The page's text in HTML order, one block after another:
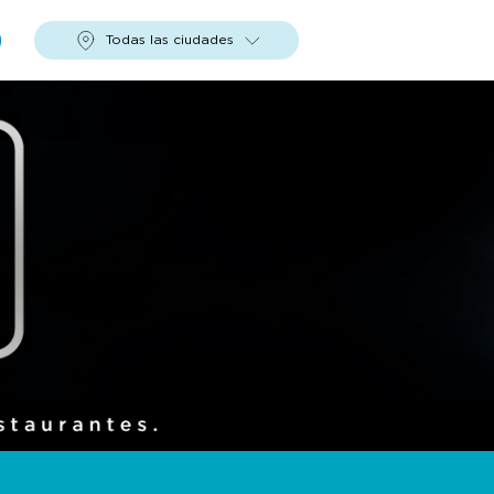
Todas las ciudades